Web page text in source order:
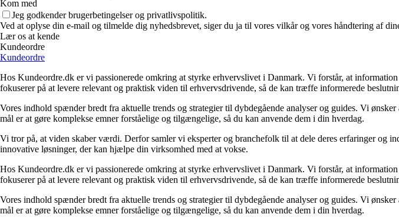
Kom med
Jeg godkender brugerbetingelser og privatlivspolitik.
Ved at oplyse din e-mail og tilmelde dig nyhedsbrevet, siger du ja til vores vilkår og vores håndtering af
Lær os at kende
Kundeordre
Kundeordre
Hos Kundeordre.dk er vi passionerede omkring at styrke erhvervslivet i Danmark. Vi forstår, at
fokuserer på at levere relevant og praktisk viden til erhvervsdrivende, så de kan træffe informerede
Vores indhold spænder bredt fra aktuelle trends og strategier til dybdegående analyser og guides. Vi
mål er at gøre komplekse emner forståelige og tilgængelige, så du kan anvende dem i din hverdag.
Vi tror på, at viden skaber værdi. Derfor samler vi eksperter og branchefolk til at dele deres erfaringer og
innovative løsninger, der kan hjælpe din virksomhed med at vokse.
Hos Kundeordre.dk er vi passionerede omkring at styrke erhvervslivet i Danmark. Vi forstår, at
fokuserer på at levere relevant og praktisk viden til erhvervsdrivende, så de kan træffe informerede
Vores indhold spænder bredt fra aktuelle trends og strategier til dybdegående analyser og guides. Vi
mål er at gøre komplekse emner forståelige og tilgængelige, så du kan anvende dem i din hverdag.